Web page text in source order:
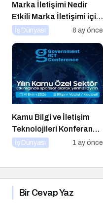
Marka İletişimi Nedir
Etkili Marka İletişimi için
10 Altın Öneri
İş Dünyası 8 ay önce
Kamu Bilgi ve İletişim
Teknolojileri Konferansı
2026 İçin Geri Sayım!
İş Dünyası 1 ay önce
Bir Cevap Yaz